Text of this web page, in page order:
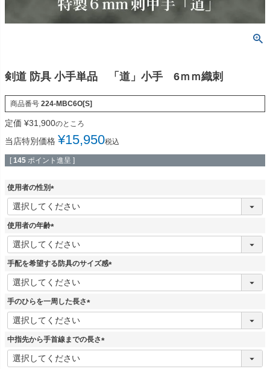
剣道 防具 小手単品 「道」小手 6ｍｍ織刺
商品番号 224-MBC6O[S]
定価 ¥31,900のところ
当店特別価格 ¥15,950税込
[ 145 ポイント進呈 ]
使用者の性別
(
必
須
使用者の年齢
(
必
須
手配を希望する防具のサイズ感
(
手のひらを一周した長さ
(
須
中指先から手首線までの長さ
(